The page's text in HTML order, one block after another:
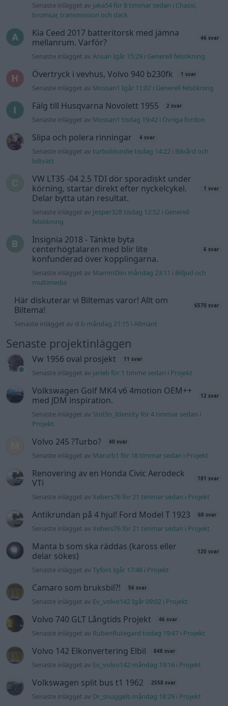
Senaste inlägget av jaka54 för 8 timmar sedan i Chassi,
bromsar, transmission och däck
Kia Ceed 2017 batteritorsk med jämna
mellanrum. Varför?
46 svar
Senaste inlägget avAnsan Igår 15:29 i Generell felsökning
Övertryck i vevhus, Volvo 940 b230fk 1 svar
Senaste inlägget av Mossan1 Igår 11:07 i Generell felsökning
Fälg till Husqvarna Novolett 1955 2 svar
Senaste inlägget av Mossan1 tisdag 19:42 i Övriga fordon
Slipa och polera rinningar 4 svar
Senaste inlägget avturboblondie tisdag 14:22 i Bilvård och
biltvätt
VW LT35 -04 2.5 TDI dör sporadiskt under
körning, startar direkt efter nyckelcykel.
Delar bytta utan resultat.
1 svar
Senaste inlägget av Jesper328 tisdag 12:52 i Generell
felsökning
Insignia 2018 - Tänkte byta
centerhögtalaren med blir lite
konfunderad över kopplingarna.
6 svar
Senaste inlägget av MammDiin måndag 23:11 i Billjud och
multimedia
Här diskuterar vi Biltemas varor! Allt om
Biltema!
6570 svar
Senaste inlägget av d-b måndag 21:15 i Allmänt
Senaste projektinläggen
Vw 1956 oval prosjekt 11 svar
Senaste inlägget av jarleb för 1 timme sedan i Projekt
Volkswagen Golf MK4 v6 4motion OEM++
med JDM inspiration.
12 svar
Senaste inlägget av Stol3n_Identity för 4 timmar sedan i
Projekt
Volvo 245 ?Turbo? 40 svar
Senaste inlägget av Marurb1 för 18 timmar sedan i Projekt
Renovering av en Honda Civic Aerodeck
VTi
181 svar
Senaste inlägget avXebers76 för 21 timmar sedan i Projekt
Antikrundan på 4 hjul! Ford Model T 1923 68 svar
Senaste inlägget avXebers76 för 21 timmar sedan i Projekt
Manta b som ska räddas (kaross eller
delar sökes)
120 svar
Senaste inlägget avTyfors Igår 17:48 i Projekt
Camaro som bruksbil?! 56 svar
Senaste inlägget av Ev_volvo142 Igår 09:02 i Projekt
Volvo 740 GLT Långtids Projekt 46 svar
Senaste inlägget av RubenRutegard tisdag 19:47 i Projekt
Volvo 142 Elkonvertering Elbil 848 svar
Senaste inlägget av Ev_volvo142 måndag 19:16 i Projekt
Volkswagen split bus t1 1962 2558 svar
Senaste inlägget av Dr_snuggels måndag 18:29 i Projekt